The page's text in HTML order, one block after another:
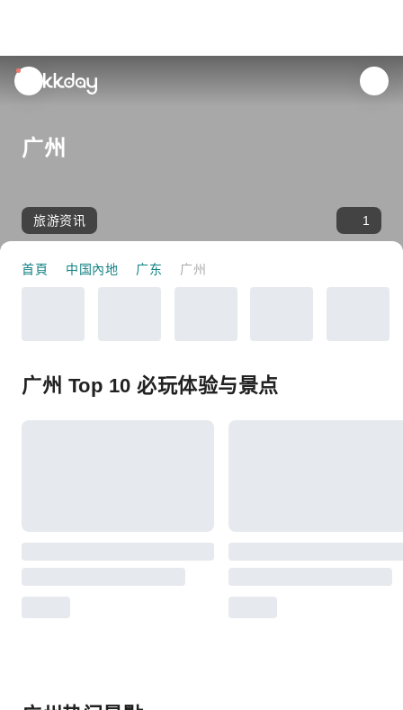
unread
notifications
广州
旅游资讯 1
首頁 中国內地 广东 广州
广州 Top 10 必玩体验与景点